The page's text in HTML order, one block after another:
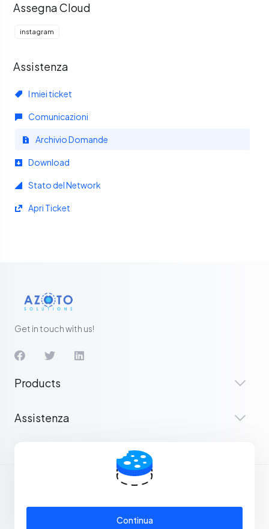
Assegna Cloud
instagram
Assistenza
I miei ticket
Comunicazioni
Archivio Domande
Download
Stato del Network
Apri Ticket
Get in touch with us!
Products
Assistenza
Italiano
Continua